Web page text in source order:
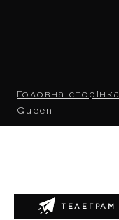
Головна сторінка
Queen
ТЕЛЕГРАМ